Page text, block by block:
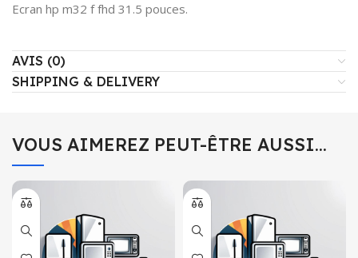
Ecran hp m32 f fhd 31.5 pouces.
AVIS (0)
SHIPPING & DELIVERY
VOUS AIMEREZ PEUT-ÊTRE AUSSI…